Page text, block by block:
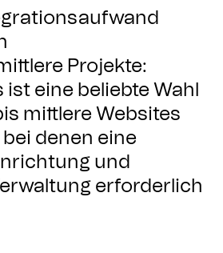
Projekte:
ist eine beliebte Wahl
mittlere Websites
denen eine
und
erforderlich